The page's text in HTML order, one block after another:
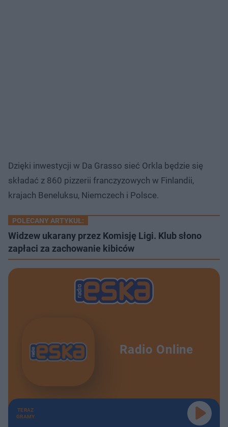
Dzięki inwestycji w Da Grasso sieć Orkla będzie się
składać z 860 pizzerii franczyzowych w Finlandii,
krajach Beneluksu, Niemczech i Polsce.
POLECANY ARTYKUŁ:
Widzew ukarany przez Komisję Ligi. Klub słono
zapłaci za zachowanie kibiców
Radio Online
TERAZ
GRAMY